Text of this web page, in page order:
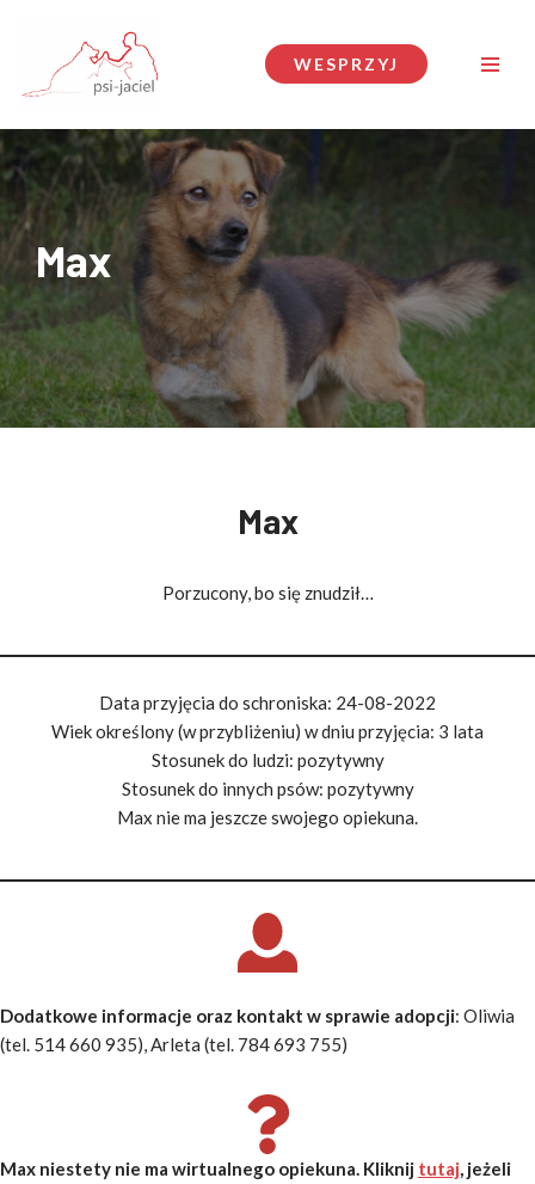
Przejdź
do
WESPRZYJ
Max
Max
Porzucony, bo się znudził…
Data przyjęcia do schroniska: 24-08-2022
Wiek określony (w przybliżeniu) w dniu przyjęcia: 3 lata
Stosunek do ludzi: pozytywny
Stosunek do innych psów: pozytywny
Max nie ma jeszcze swojego opiekuna.
Dodatkowe informacje oraz kontakt w sprawie adopcji: Oliwia
(tel. 514 660 935), Arleta (tel. 784 693 755)
Max niestety nie ma wirtualnego opiekuna. Kliknij tutaj, jeżeli